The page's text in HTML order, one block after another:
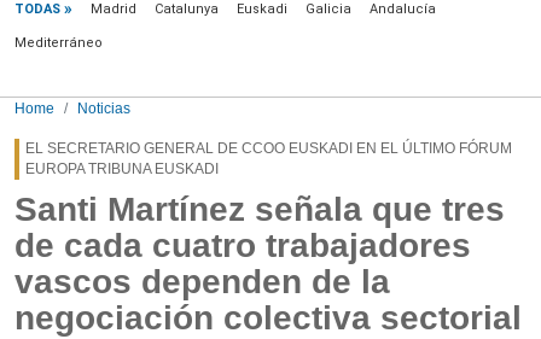
TODAS Madrid Catalunya Euskadi Galicia Andalucía
Mediterráneo
Home Noticias
EL SECRETARIO GENERAL DE CCOO EUSKADI EN EL ÚLTIMO FÓRUM
EUROPA TRIBUNA EUSKADI
Santi Martínez señala que tres
de cada cuatro trabajadores
vascos dependen de la
negociación colectiva sectorial